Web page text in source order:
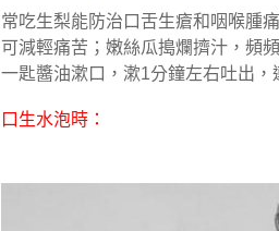
常吃生梨能防治口舌生瘡和咽喉腫
可減輕痛苦；嫩絲瓜搗爛擠汁，頻
一匙醬油漱口，漱1分鐘左右吐出
口生水泡時：